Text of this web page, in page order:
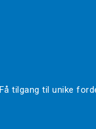
Få tilgang til unike